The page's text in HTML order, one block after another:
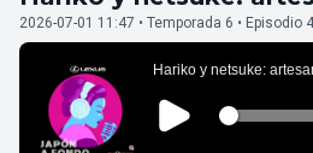
2026-07-01 11:47 • Temporada 6 • Episodio